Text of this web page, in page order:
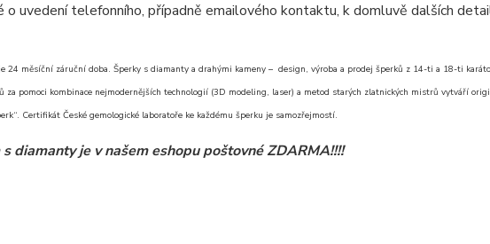
o uvedení telefonního, případně emailového kontaktu, k domluvě dalších
24 měsíční záruční doba. Šperky s diamanty a drahými kameny – design, výroba a prodej šperků z 14-ti a 18-ti
za pomoci kombinace nejmodernějších technologií (3D modeling, laser) a metod starých zlatnických mistrů vytváří
Certifikát České gemologické laboratoře ke každému šperku je samozřejmostí.
diamanty je v našem eshopu poštovné ZDARMA!!!!